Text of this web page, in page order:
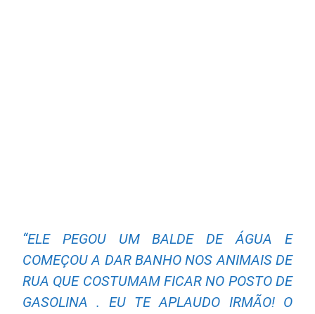
“ELE PEGOU UM BALDE DE ÁGUA E
COMEÇOU A DAR BANHO NOS ANIMAIS DE
RUA QUE COSTUMAM FICAR NO POSTO DE
GASOLINA . EU TE APLAUDO IRMÃO! O